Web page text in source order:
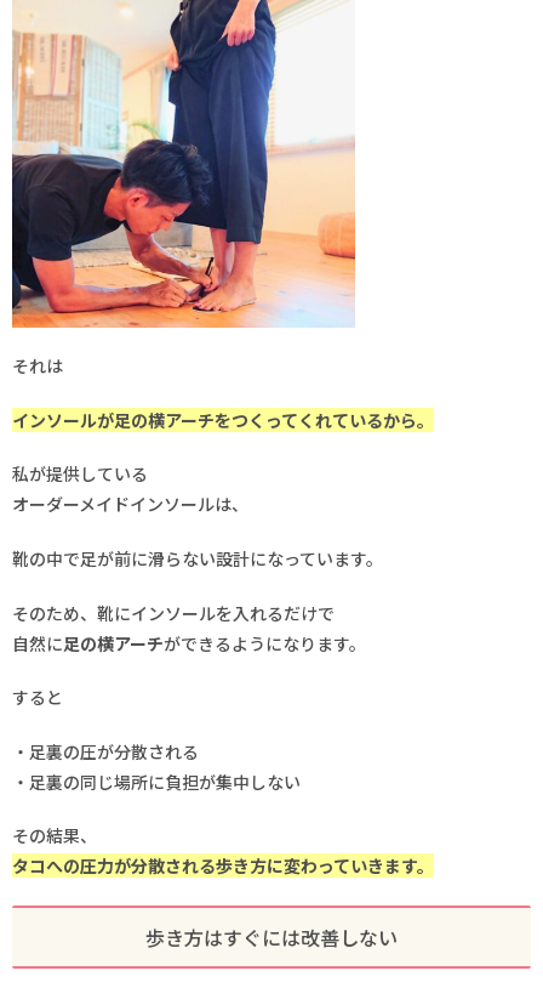
それは
インソールが足の横アーチをつくってくれているから。
私が提供している
オーダーメイドインソールは、
靴の中で足が前に滑らない設計になっています。
そのため、靴にインソールを入れるだけで
自然に足の横アーチができるようになります。
すると
・足裏の圧が分散される
・足裏の同じ場所に負担が集中しない
その結果、
タコへの圧力が分散される歩き方に変わっていきます。
歩き方はすぐには改善しない